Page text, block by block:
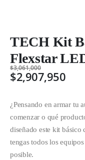
TECH Kit
Flexstar
$3,061,000
$2,907,950
¿Pensando en armar tu
comenzar o qué
diseñado este kit
tengas todos los
posible.